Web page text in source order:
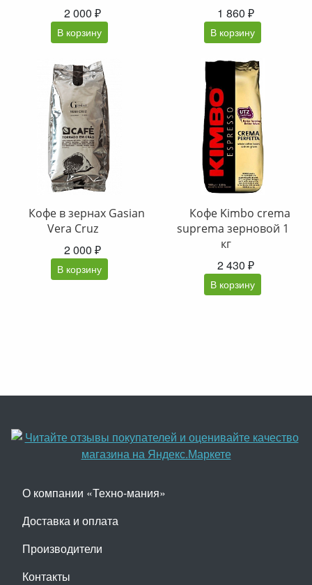
2 000 ₽
В корзину
1 860 ₽
В корзину
Кофе в зернах Gasian
Vera Cruz
2 000 ₽
В корзину
Кофе Kimbo crema
suprema зерновой 1
кг
2 430 ₽
В корзину
О компании «Техно-мания»
Доставка и оплата
Производители
Контакты